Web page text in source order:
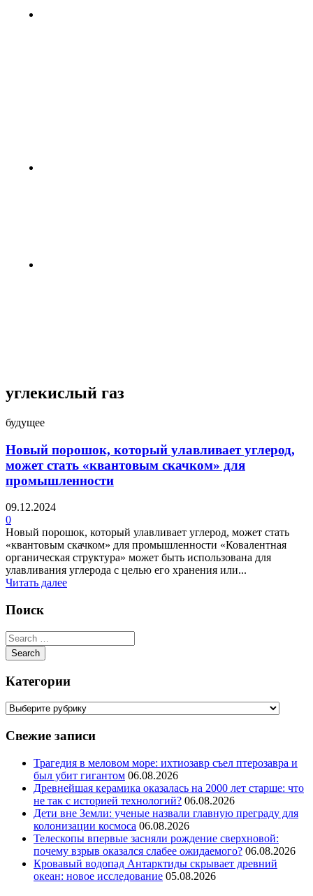
углекислый газ
будущее
Новый порошок, который улавливает углерод,
может стать «квантовым скачком» для
промышленности
09.12.2024
0
Новый порошок, который улавливает углерод, может стать
«квантовым скачком» для промышленности «Ковалентная
органическая структура» может быть использована для
улавливания углерода с целью его хранения или...
Читать далее
Поиск
Категории
Свежие записи
Трагедия в меловом море: ихтиозавр съел птерозавра и
был убит гигантом 06.08.2026
Древнейшая керамика оказалась на 2000 лет старше: что
не так с историей технологий? 06.08.2026
Дети вне Земли: ученые назвали главную преграду для
колонизации космоса 06.08.2026
Телескопы впервые засняли рождение сверхновой:
почему взрыв оказался слабее ожидаемого? 06.08.2026
Кровавый водопад Антарктиды скрывает древний
океан: новое исследование 05.08.2026